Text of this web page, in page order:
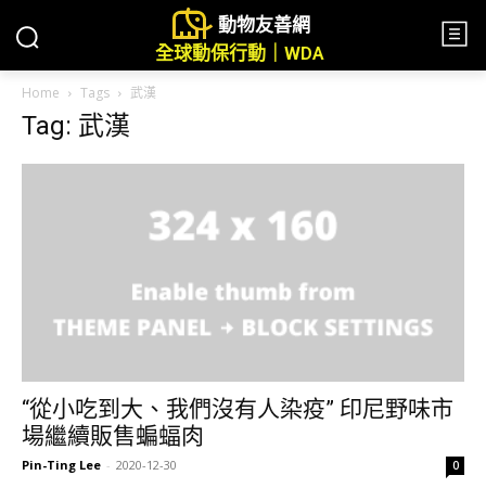
動物友善網
全球動保行動｜WDA
Home Tags 武漢
Tag: 武漢
“從小吃到大、我們沒有人染疫” 印尼野味市
場繼續販售蝙蝠肉
Pin-Ting Lee - 2020-12-30 0